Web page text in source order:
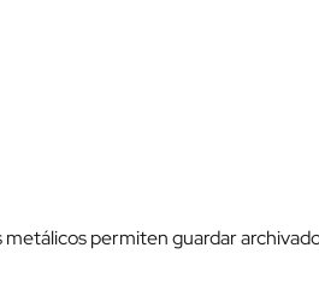
permiten guardar